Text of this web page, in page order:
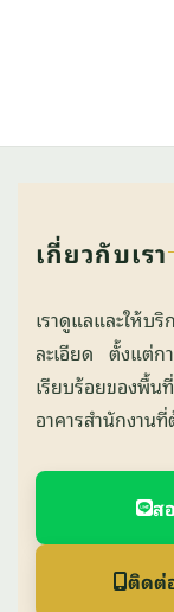
เกี่ยวกับเรา
เราดูแลและให้บ
ละเอียด ตั้งแต่ก
เรียบร้อยของพื้น
อาคารสำนักงาน
ส
ติดต่